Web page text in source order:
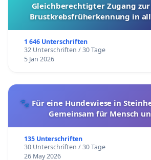
Gleichberechtigter Zugang
Brustkrebsfrüherkennung in
1 646 Unterschriften
32 Unterschriften / 30 Tage
5 Jan 2026
🐾 Für eine Hundewiese in
Gemeinsam für Mensch
135 Unterschriften
30 Unterschriften / 30 Tage
26 May 2026